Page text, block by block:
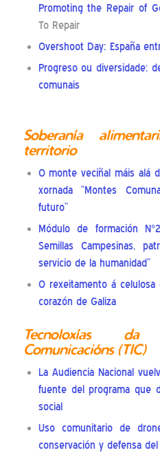
Promoting the Repair of
To Repair
Overshoot Day: España
Progreso ou diversidade:
comunais
Soberanía
territorio
O monte veciñal máis alá
xornada “Montes
futuro”
Módulo de formación
Semillas Campesinas,
servicio de la humanidad”
O rexeitamento á
corazón de Galiza
Tecnoloxías
Comunicacións (TIC)
La Audiencia Nacional
fuente del programa que
social
Uso comunitario de
conservación y defensa